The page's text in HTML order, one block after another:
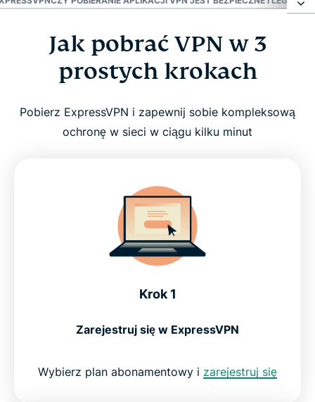
Jak pobrać VPN w 3 prostych krokach
Pobieranie VPN na wszystkie platformy
Czym jest VPN i dlaczego jest ważny
Czy pobieranie aplikacji VPN jest bezpieczne i
oprogramowania VPN
Wypróbuj ExpressVPN bez ryzyka
Jak pobrać VPN w 3
prostych krokach
Pobierz ExpressVPN i zapewnij sobie kompleksową
ochronę w sieci w ciągu kilku minut
Krok 1
Zarejestruj się w ExpressVPN
Wybierz plan abonamentowy i zarejestruj się